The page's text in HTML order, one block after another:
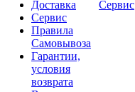
Доставка
Сервис
Правила
Самовывоза
Гарантии,
условия
возврата
Сервис